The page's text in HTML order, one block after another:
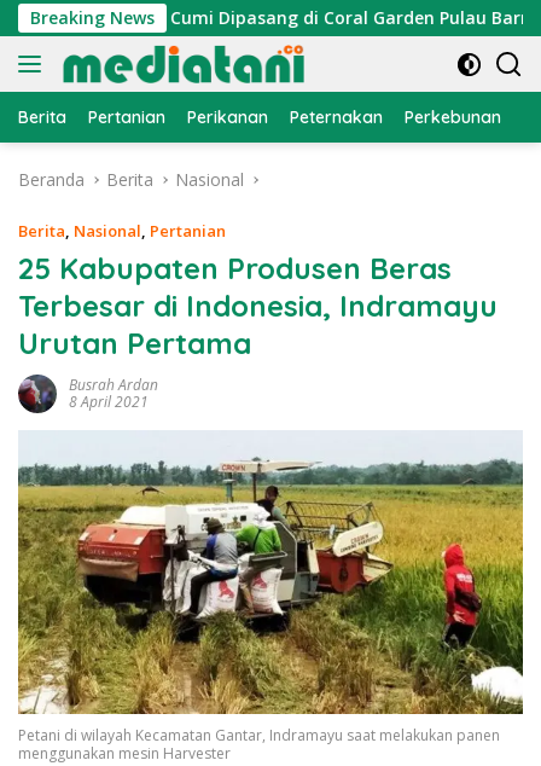
Langsung
ke
konten
Breaking News
Atraktor Cumi Dipasang di Coral Garden Pulau Barrang Caddi
Berita Pertanian Perikanan Peternakan Perkebunan
Beranda Berita Nasional
Berita, Nasional, Pertanian
25 Kabupaten Produsen Beras
Terbesar di Indonesia, Indramayu
Urutan Pertama
Busrah Ardan
8 April 2021
Petani di wilayah Kecamatan Gantar, Indramayu saat melakukan panen
menggunakan mesin Harvester